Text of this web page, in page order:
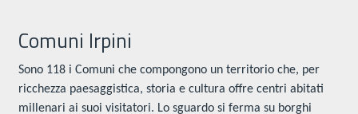
Comuni Irpini
Sono 118 i Comuni che compongono un territorio che, per
ricchezza paesaggistica, storia e cultura offre centri abitati
millenari ai suoi visitatori. Lo sguardo si ferma su borghi